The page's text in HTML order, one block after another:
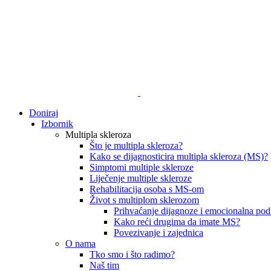
Doniraj
Izbornik
Multipla skleroza
Što je multipla skleroza?
Kako se dijagnosticira multipla skleroza (MS)?
Simptomi multiple skleroze
Liječenje multiple skleroze
Rehabilitacija osoba s MS-om
Život s multiplom sklerozom
Prihvaćanje dijagnoze i emocionalna
Kako reći drugima da imate MS?
Povezivanje i zajednica
O nama
Tko smo i što radimo?
Naš tim